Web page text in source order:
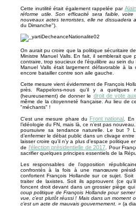
Cette inutilité était également rappelée par
réforme utile. Son efficacité sera faible,
nouveaux actes terroristes, elle ne dissuadera
du Dimanche").
On aurait pu croire que la politique sécuritaire
Ministre Manuel Valls. En fait, il semblerait
contraire, trop soucieux de l’équilibre au sein
Manuel Valls était largement défavorable à
encore batailler contre son aile gauche.
Cette mesure vient évidemment de François
près. Rappelons-nous qu’il y a quelques
(heureusement) de donner le droit de vote
même de la citoyenneté française. Au lieu de
"méchants" !
C’est une mesure phare du Front national .
l’idéologie du FN, mais là, ce n’est pas
poursuivre sa tendance naturelle. Le but ?
d’enfermer le débat public dans un clivage
laisser croire qu’il n’y a plus d’espace
de l’élection présidentielle de 2017 . Pour
sacrifier quelques principes essentiels de la
Les responsables de l’opposition
confrontés à la fois à une manœuvre
confortent François Hollande sur ce sujet.
traiter de laxistes. Soit ils approuvent (ce
foncent droit devant dans un grossier piège
coup politique de François Hollande pour
vue, c’est plutôt réussi ! Mais dans un moment
c’est un acte de mauvais gouvernement. » (a